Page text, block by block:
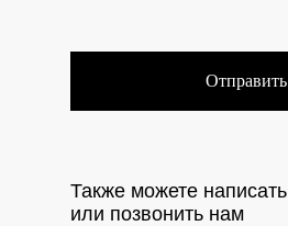
Отправить
Также можете написать
или позвонить нам